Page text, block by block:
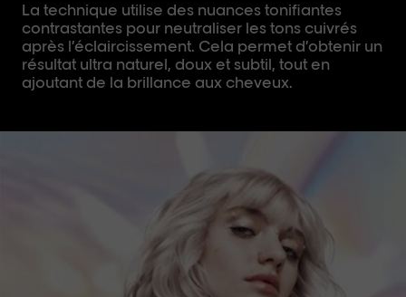
La technique utilise des nuances tonifiantes
contrastantes pour neutraliser les tons cuivrés
après l’éclaircissement. Cela permet d’obtenir un
résultat ultra naturel, doux et subtil, tout en
ajoutant de la brillance aux cheveux.